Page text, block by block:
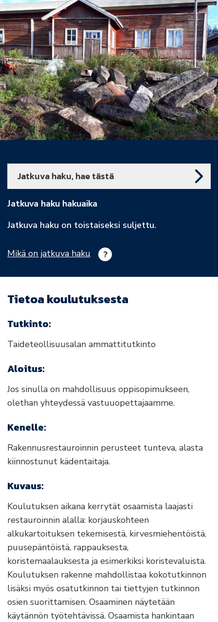
Jatkuva haku, hae tästä
Jatkuva haku hakuaika
Jatkuva haku on toistaiseksi suljettu.
Mikä on jatkuva haku
Tietoa koulutuksesta
Tutkinto:
Taideteollisuusalan ammattitutkinto
Aloitus:
Jos sinulla on mahdollisuus oppisopimukseen,
olethan yhteydessä vastuuopettajaamme.
Kenelle:
Rakennusrestauroinnin perusteet tunteva, alasta
kiinnostunut kädentaitaja.
Kuvaus:
Koulutuksen aikana kerrytät osaamista laajasti
restauroinnin alalla: korjauskohteen
alkukartoituksen tekemisestä, kirvesmiehentöistä,
puusepäntöistä, rappauksesta,
koristemaalauksesta ja esimerkiksi koristevaluista.
Koulutuksen rakenne mahdollistaa kokotutkinnon
lisäksi myös osatutkinnon tai tiettyjen tutkinnon
osien suorittamisen. Osaaminen näytetään
käytännön työtehtävissä. Osaamista hankintaan